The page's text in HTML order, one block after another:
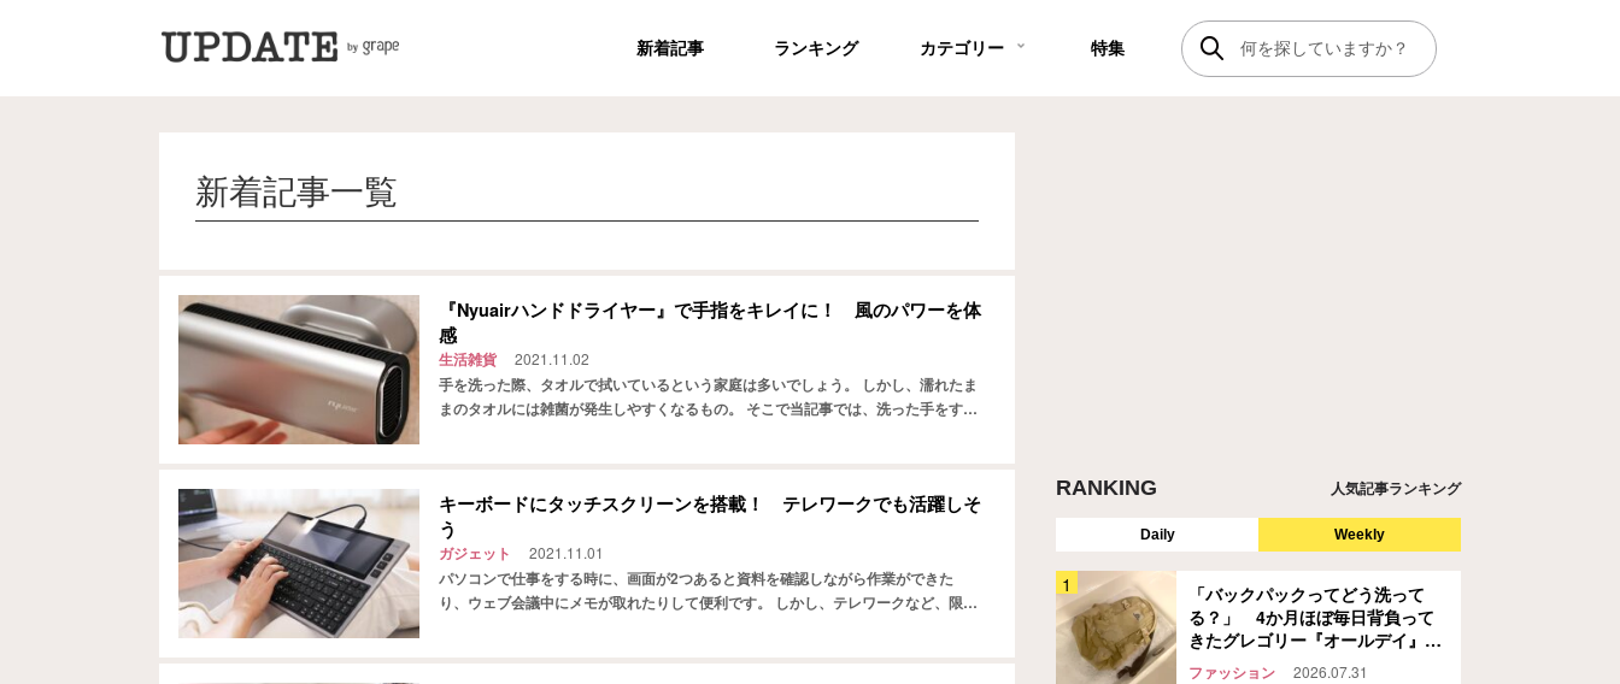
新着記事 ランキング カテゴリー 特集
新着記事一覧
『Nyuairハンドドライヤー』で手指をキレイに！ 風のパワーを体
感
生活雑貨 2021.11.02
手を洗った際、タオルで拭いているという家庭は多いでしょう。 しかし、濡れたま
まのタオルには雑菌が発生しやすくなるもの。 そこで当記事では、洗った手をすぐ
キーボードにタッチスクリーンを搭載！ テレワークでも活躍しそ
う
ガジェット 2021.11.01
パソコンで仕事をする時に、画面が2つあると資料を確認しながら作業ができた
り、ウェブ会議中にメモが取れたりして便利です。 しかし、テレワークなど、限ら
RANKING 人気記事ランキング
Daily Weekly
「全てのケーブルにつけたい」
HDMIの悩みを『カチッ』と解決
「バックパックってどう洗って
る？」 4か月ほぼ毎日背負って
きたグレゴリー『オールデイ』
を…
ファッション 2026.07.31